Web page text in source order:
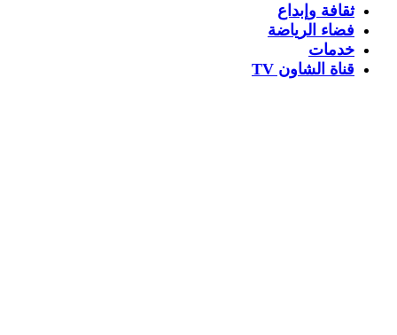
ثقافة وإبداع
فضاء الرياضة
خدمات
قناة الشاون TV